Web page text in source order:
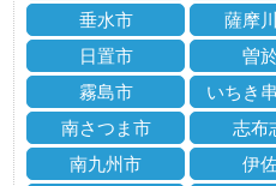
垂水市
薩摩
日置市
曽
霧島市
いちき
南さつま市
志布
南九州市
伊